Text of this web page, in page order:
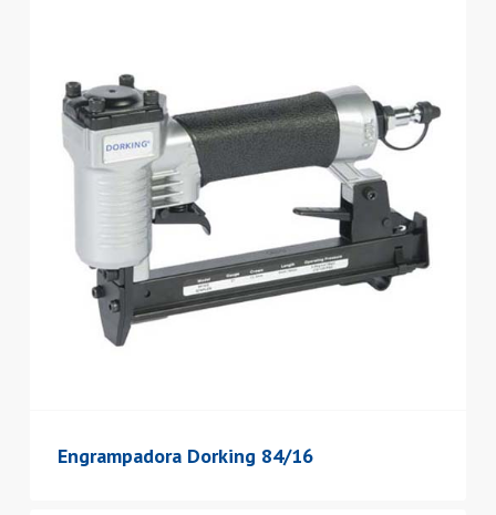
Engrampadora Dorking 84/16